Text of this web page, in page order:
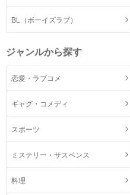
BL（ボーイズラブ）
ジャンルから探す
恋愛・ラブコメ
ギャグ・コメディ
スポーツ
ミステリー・サスペンス
料理